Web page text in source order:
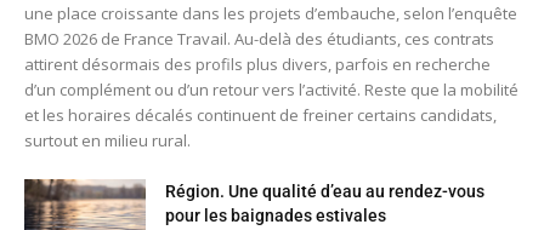
une place croissante dans les projets d’embauche, selon l’enquête
BMO 2026 de France Travail. Au-delà des étudiants, ces contrats
attirent désormais des profils plus divers, parfois en recherche
d’un complément ou d’un retour vers l’activité. Reste que la mobilité
et les horaires décalés continuent de freiner certains candidats,
surtout en milieu rural.
Région. Une qualité d’eau au rendez-vous
pour les baignades estivales